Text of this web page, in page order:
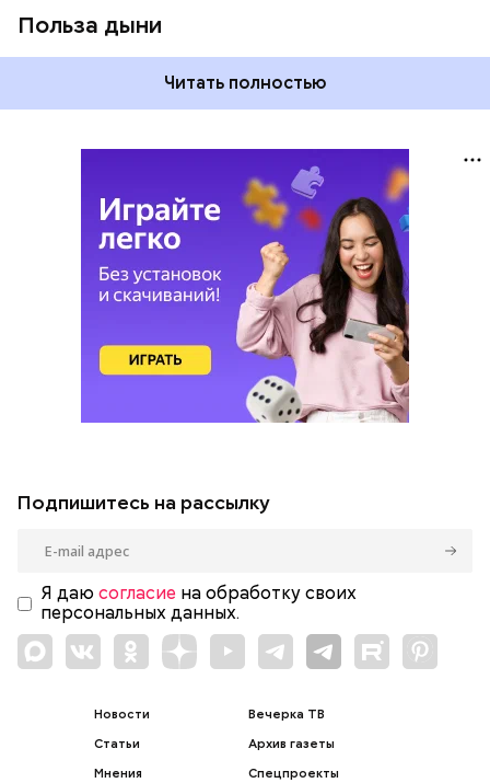
Польза дыни
Читать полностью
Подпишитесь на рассылку
Я даю согласие на обработку своих
персональных данных.
Новости
Статьи
Мнения
Вечерка ТВ
Архив газеты
Спецпроекты